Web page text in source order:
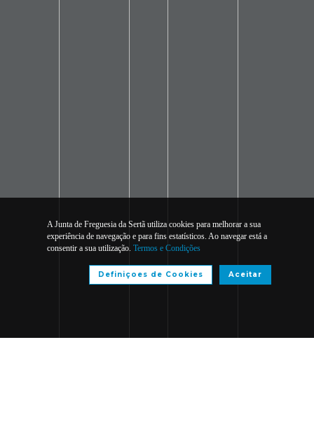
A Junta de Freguesia da Sertã utiliza cookies para melhorar a sua
experiência de navegação e para fins estatísticos. Ao navegar está a
consentir a sua utilização. Termos e Condições
Aceitar
Definiçoes de Cookies